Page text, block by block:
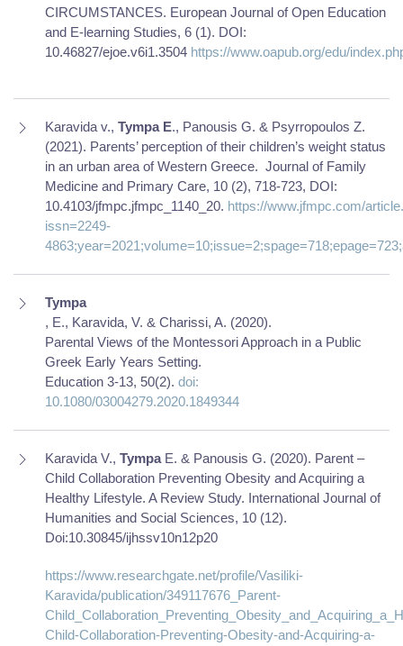
CIRCUMSTANCES. European Journal of Open Education
and E-learning Studies, 6 (1). DOI:
10.46827/ejoe.v6i1.3504 https://www.oapub.org/edu/
Karavida v., Tympa E., Panousis G. & Psyrropoulos Z.
(2021). Parents’ perception of their children’s weight status
in an urban area of Western Greece. Journal of Family
Medicine and Primary Care, 10 (2), 718-723, DOI:
10.4103/jfmpc.jfmpc_1140_20. https://www.jfmpc.com/
issn=2249-
Tympa
, E., Karavida, V. & Charissi, A. (2020).
Parental Views of the Montessori Approach in a Public
Greek Early Years Setting.
Education 3-13, 50(2). doi:
10.1080/03004279.2020.1849344
Karavida V., TympaE. & Panousis G. (2020). Parent –
Child Collaboration Preventing Obesity and Acquiring a
Healthy Lifestyle. A Review Study. International Journal of
Humanities and Social Sciences, 10 (12).
Doi:10.30845/ijhssv10n12p20
https://www.researchgate.net/profile/Vasiliki-
Karavida/publication/349117676_Parent-
Child-Collaboration-Preventing-Obesity-and-Acquiring-a-